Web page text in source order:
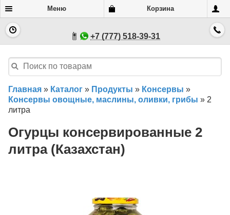
Меню Корзина
+7 (777) 518-39-31
Главная » Каталог » Продукты » Консервы »
Консервы овощные, маслины, оливки, грибы » 2
литра
Огурцы консервированные 2
литра (Казахстан)